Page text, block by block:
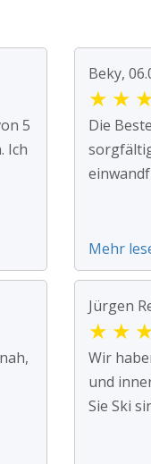
5
Ich
Beky,
★ ★
Die
Mehr
Jürgen
★ ★
Wir
und
Sie Ski